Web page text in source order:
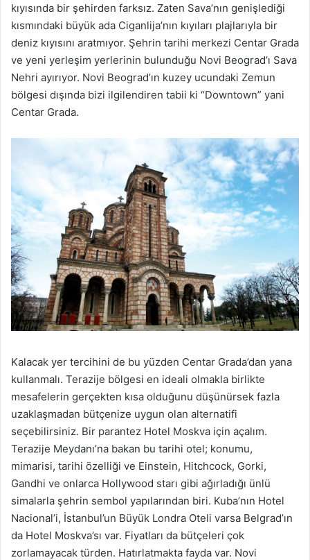
kıyısında bir şehirden farksız. Zaten Sava’nın genişlediği
kısmındaki büyük ada Ciganlija’nın kıyıları plajlarıyla bir
deniz kıyısını aratmıyor. Şehrin tarihi merkezi Centar Grada
ve yeni yerleşim yerlerinin bulunduğu Novi Beograd’ı Sava
Nehri ayırıyor. Novi Beograd’ın kuzey ucundaki Zemun
bölgesi dışında bizi ilgilendiren tabii ki “Downtown” yani
Centar Grada.
Kalacak yer tercihini de bu yüzden Centar Grada’dan yana
kullanmalı. Terazije bölgesi en ideali olmakla birlikte
mesafelerin gerçekten kısa olduğunu düşünürsek fazla
uzaklaşmadan bütçenize uygun olan alternatifi
seçebilirsiniz. Bir parantez Hotel Moskva için açalım.
Terazije Meydanı’na bakan bu tarihi otel; konumu,
mimarisi, tarihi özelliği ve Einstein, Hitchcock, Gorki,
Gandhi ve onlarca Hollywood starı gibi ağırladığı ünlü
simalarla şehrin sembol yapılarından biri. Kuba’nın Hotel
Nacional’i, İstanbul’un Büyük Londra Oteli varsa Belgrad’ın
da Hotel Moskva’sı var. Fiyatları da bütçeleri çok
zorlamayacak türden. Hatırlatmakta fayda var. Novi